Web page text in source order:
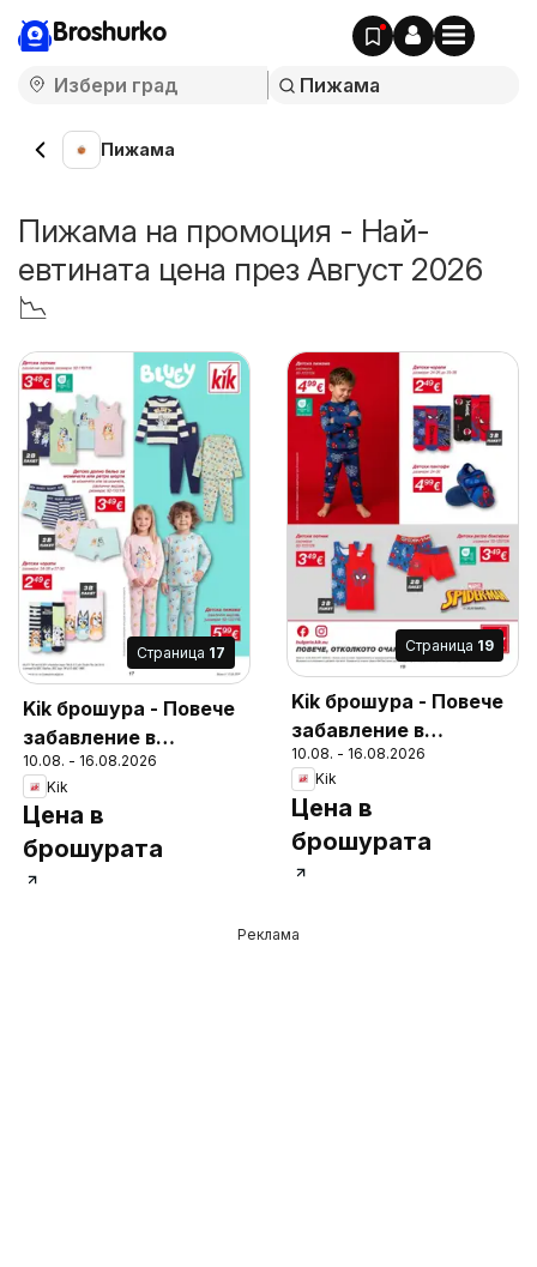
Broshurko
Пижама
Пижама на промоция - Най-
евтината цена през Август 2026
📉
Cтраница 17
Kik брошура - Повече
забавление в
училище
10.08. - 16.08.2026
Kik
Цена в
брошурата
Cтраница 19
Kik брошура - Повече
забавление в
училище
10.08. - 16.08.2026
Kik
Цена в
брошурата
Реклама